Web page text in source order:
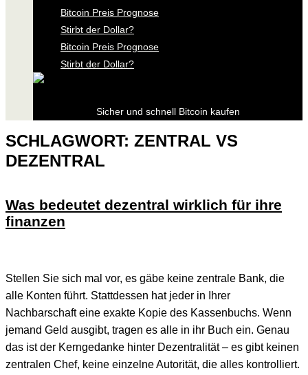
Bitcoin Preis Prognose
Stirbt der Dollar?
Bitcoin Preis Prognose
Stirbt der Dollar?
Sicher und schnell Bitcoin kaufen
SCHLAGWORT: ZENTRAL VS
DEZENTRAL
Was bedeutet dezentral wirklich für ihre
finanzen
Stellen Sie sich mal vor, es gäbe keine zentrale Bank, die
alle Konten führt. Stattdessen hat jeder in Ihrer
Nachbarschaft eine exakte Kopie des Kassenbuchs. Wenn
jemand Geld ausgibt, tragen es alle in ihr Buch ein. Genau
das ist der Kerngedanke hinter Dezentralität – es gibt keinen
zentralen Chef, keine einzelne Autorität, die alles kontrolliert.